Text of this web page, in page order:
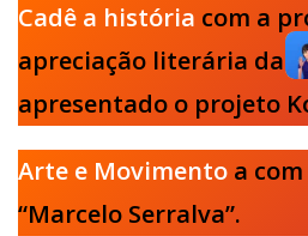
Cadê a história com a
apreciação literária da
apresentado o projeto
Arte e Movimento a
“Marcelo Serralva”.